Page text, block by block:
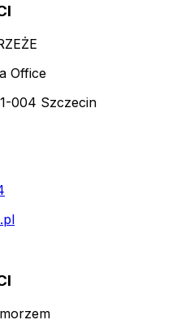
Office
004 Szczecin